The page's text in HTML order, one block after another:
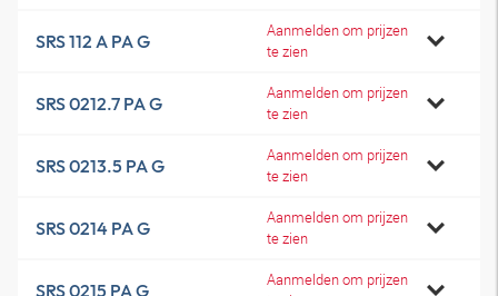
SRS 112 A PA G
Aanmelden om prijzen
te zien
SRS 0212.7 PA G
Aanmelden om prijzen
te zien
SRS 0213.5 PA G
Aanmelden om prijzen
te zien
SRS 0214 PA G
Aanmelden om prijzen
te zien
SRS 0215 PA G
Aanmelden om prijzen